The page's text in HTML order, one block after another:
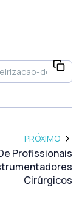
PRÓXIMO
Profissionais
Cirúrgicos